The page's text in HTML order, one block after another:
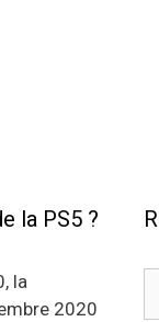
la PS5 ?
la
2020